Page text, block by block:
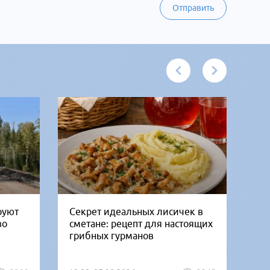
Отправить
Секрет идеальных лисичек в
сметане: рецепт для настоящих
грибных гурманов